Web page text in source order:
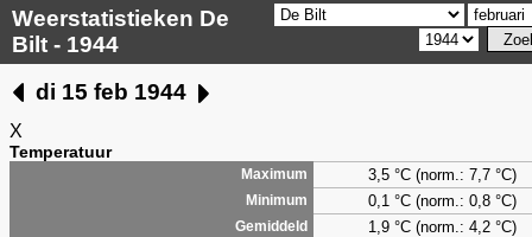
Weerstatistieken De
Bilt - 1944
di 15 feb 1944
X
Temperatuur
Maximum 3,5 °C (norm.: 7,7 °C)
Minimum 0,1 °C (norm.: 0,8 °C)
Gemiddeld 1,9 °C (norm.: 4,2 °C)